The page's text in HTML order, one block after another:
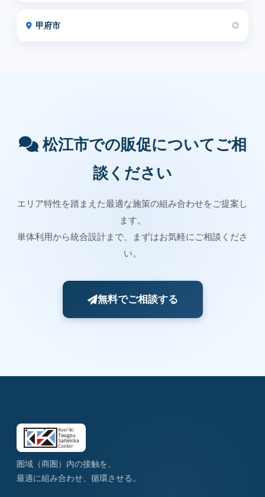
甲府市 ◎
松江市での販促についてご相
談ください
エリア特性を踏まえた最適な施策の組み合わせをご提案し
ます。
単体利用から統合設計まで、まずはお気軽にご相談くださ
い。
無料でご相談する
圏域（商圏）内の接触を、
最適に組み合わせ、循環させる。